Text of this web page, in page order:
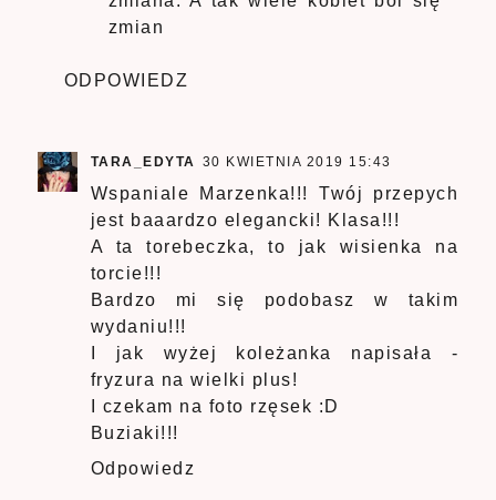
zmian
ODPOWIEDZ
TARA_EDYTA 30 KWIETNIA 2019 15:43
Wspaniale Marzenka!!! Twój przepych
jest baaardzo elegancki! Klasa!!!
A ta torebeczka, to jak wisienka na
torcie!!!
Bardzo mi się podobasz w takim
wydaniu!!!
I jak wyżej koleżanka napisała -
fryzura na wielki plus!
I czekam na foto rzęsek :D
Buziaki!!!
Odpowiedz